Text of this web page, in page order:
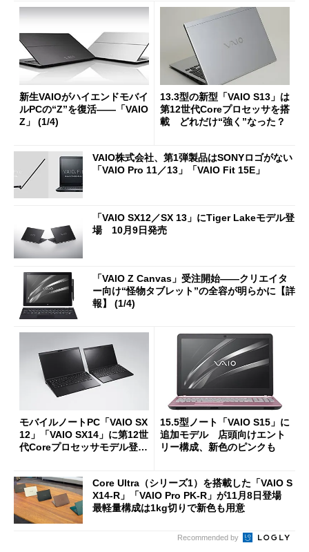
新生VAIOがハイエンドモバイ
ルPCの“Z”を復活――「VAIO
Z」 (1/4)
13.3型の新型「VAIO S13」は
第12世代Coreプロセッサを搭
載 どれだけ“強く”なった？
VAIO株式会社、第1弾製品はSONYロゴがない
「VAIO Pro 11／13」「VAIO Fit 15E」
「VAIO SX12／SX 13」にTiger Lakeモデル登
場 10月9日発売
「VAIO Z Canvas」受注開始――クリエイタ
ー向け“怪物タブレット”の全容が明らかに【詳
報】 (1/4)
モバイルノートPC「VAIO SX
12」「VAIO SX14」に第12世
代Coreプロセッサモデル登
15.5型ノート「VAIO S15」に
追加モデル 店頭向けエント
リー構成、新色のピンクも
Core Ultra（シリーズ1）を搭載した「VAIO S
X14-R」「VAIO Pro PK-R」が11月8日登場
最軽量構成は1kg切りで新色も用意
Recommended by